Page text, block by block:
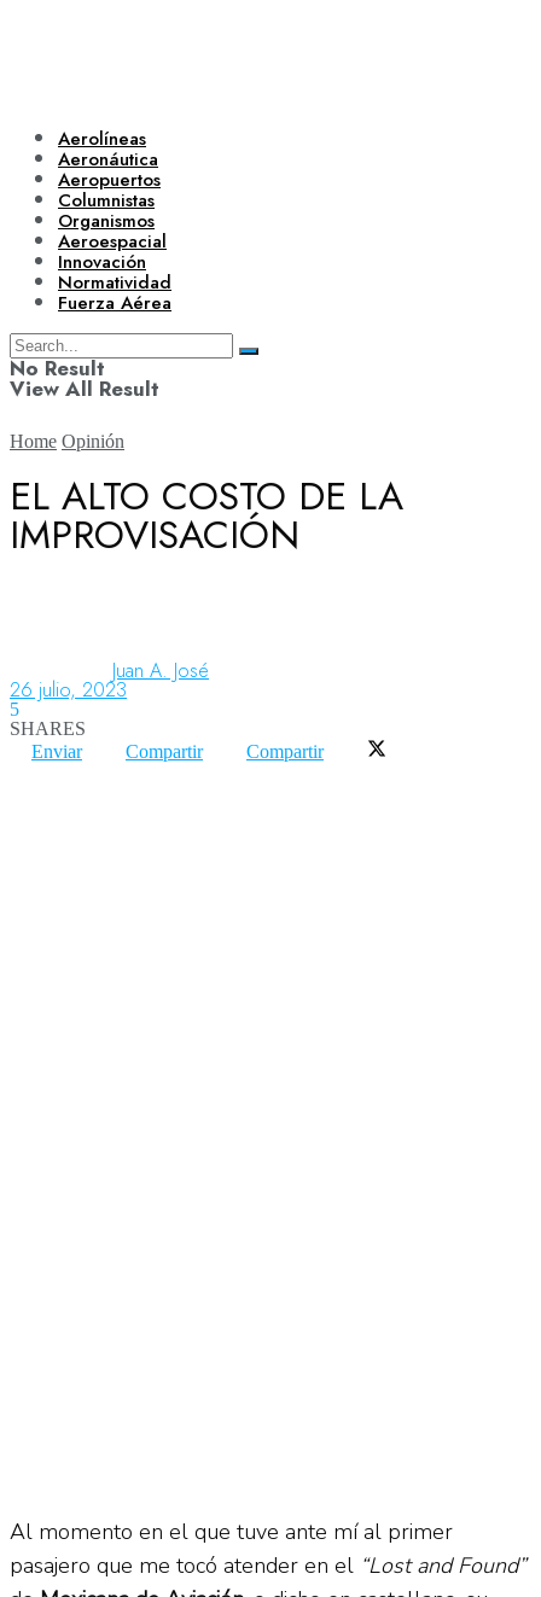
Aerolíneas
Aeronáutica
Aeropuertos
Columnistas
Organismos
Aeroespacial
Innovación
Normatividad
Fuerza Aérea
No Result
View All Result
Aerolíneas
Aeropuertos
Home Opinión
EL ALTO COSTO DE LA
IMPROVISACIÓN
Juan A. José
26 julio, 2023
5
SHARES
Enviar
Compartir Compartir
Al momento en el que tuve ante mí al primer
pasajero que me tocó atender en el “Lost and Found”